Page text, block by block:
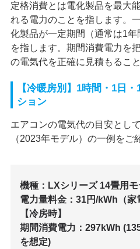
定格消費とは電化製品を最大
れる電力のことを指します。
化製品が一定期間（通常は1
を指します。期間消費電力を
の電気代を正確に見積もるこ
【冷暖房別】1時間・1日
ション
エアコンの電気代の目安とし
（2023年モデル）の一例をご
機種：LXシリーズ 14畳用
電力量料金：31円/kWh（家
【冷房時】
期間消費電力：297kWh
を想定)